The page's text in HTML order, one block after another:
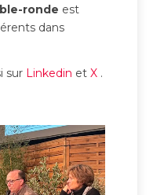
ronde est
dans
sur Linkedin et X.